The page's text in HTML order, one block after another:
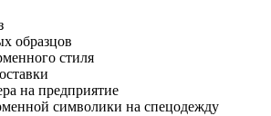
образцов
стиля
на предприятие
символики на спецодежду